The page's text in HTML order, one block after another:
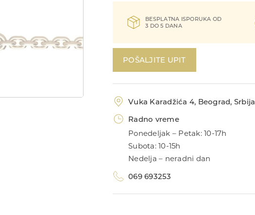
BESPLATNA ISPORUKA OD
3 DO 5 DANA
POŠALJITE UPIT
Vuka Karadžića 4, Beograd, Srbija
Radno vreme
Ponedeljak – Petak: 10-17h
Subota: 10-15h
Nedelja – neradni dan
069 693253